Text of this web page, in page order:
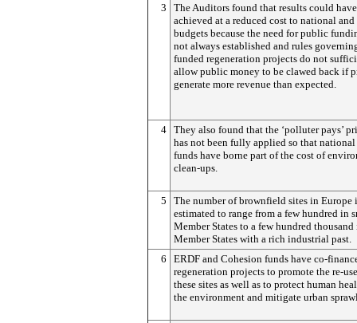
3
The Auditors found that results could
achieved at a reduced cost to national and
budgets because the need for public
not always established and rules
funded regeneration projects do not
allow public money to be clawed back if
generate more revenue than expected.
4 They also found that the ‘polluter pays’
has not been fully applied so that national
funds have borne part of the cost of
clean-ups.
5
The number of brownfield sites in Europe
estimated to range from a few hundred in
Member States to a few hundred
Member States with a rich industrial past.
6
ERDF and Cohesion funds have co-
regeneration projects to promote the re-
these sites as well as to protect human
the environment and mitigate urban